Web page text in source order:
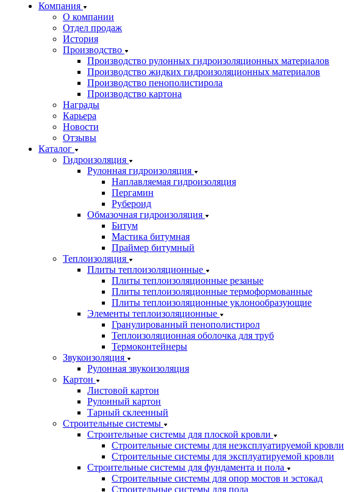
Компания
О компании
Отдел продаж
История
Производство
Производство рулонных гидроизоляционных материалов
Производство жидких гидроизоляционных материалов
Производство пенополистирола
Производство картона
Награды
Карьера
Новости
Отзывы
Каталог
Гидроизоляция
Рулонная гидроизоляция
Наплавляемая гидроизоляция
Пергамин
Рубероид
Обмазочная гидроизоляция
Битум
Мастика битумная
Праймер битумный
Теплоизоляция
Плиты теплоизоляционные
Плиты теплоизоляционные резаные
Плиты теплоизоляционные термоформованные
Плиты теплоизоляционные уклонообразующие
Элементы теплоизоляционные
Гранулированный пенополистирол
Теплоизоляционная оболочка для труб
Термоконтейнеры
Звукоизоляция
Рулонная звукоизоляция
Картон
Листовой картон
Рулонный картон
Тарный склеенный
Строительные системы
Строительные системы для плоской кровли
Строительные системы для неэксплуатируемой кровли
Строительные системы для эксплуатируемой кровли
Строительные системы для фундамента и пола
Строительные системы для опор мостов и эстокад
Строительные системы для пола